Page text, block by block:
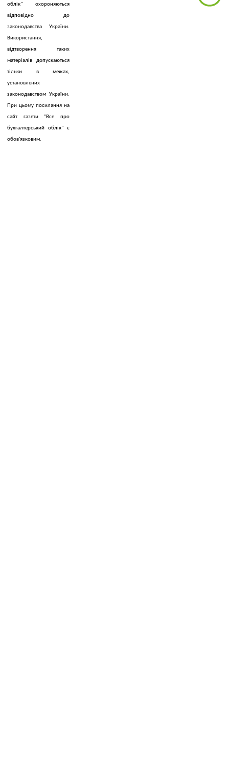
облік" охороняються
відповідно до
законодавства України.
Використання,
відтворення таких
матеріалів допускаються
тільки в межах,
установлених
законодавством України.
При цьому посилання на
сайт газети "Все про
бухгалтерський облік" є
обов'язковим.